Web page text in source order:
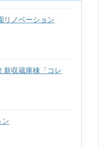
リノベーション
新収蔵庫棟「コレ